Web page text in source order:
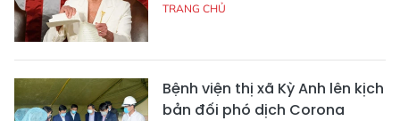
TRANG CHỦ
Bệnh viện thị xã Kỳ Anh lên kịch
bản đối phó dịch Corona